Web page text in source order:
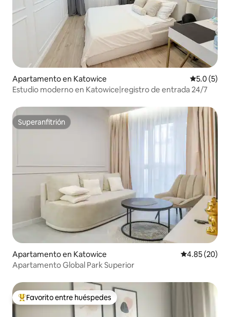
Apartamento en Katowice
5.0 (5)
Estudio moderno en Katowice|registro de entrada 24/7
Superanfitrión
Superanfitrión
Apartamento en Katowice Calificación
4.85 (20)
Apartamento Global Park Superior
Favorito entre huéspedes preferido
Favorito entre huéspedes